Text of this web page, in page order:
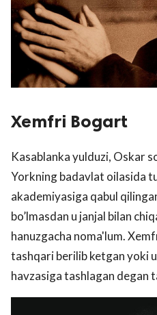
Xemfri Bogart
Kasablanka yulduzi, Oskar
Yorkning badavlat oilasida
akademiyasiga qabul
bo’lmasdan u janjal bilan
hanuzgacha noma'lum.
tashqari berilib ketgan yoki
havzasiga tashlagan degan